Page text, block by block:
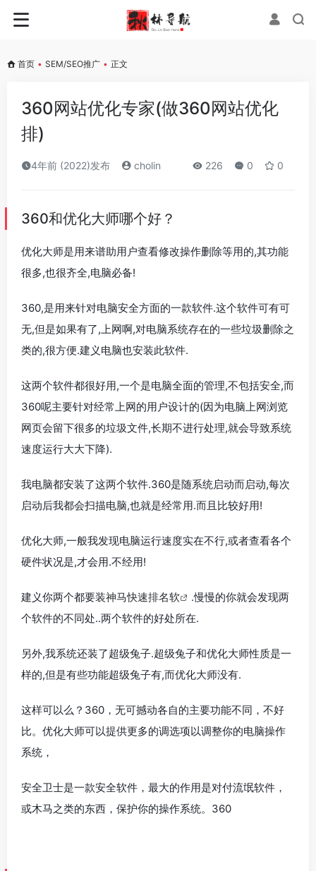
首页 • SEM/SEO推广 • 正文
360网站优化专家(做360网站优化
排)
4年前 (2022)发布 cholin 226 0 0
360和优化大师哪个好？
优化大师是用来谱助用户查看修改操作删除等用的,其功能
很多,也很齐全,电脑必备!
360,是用来针对电脑安全方面的一款软件.这个软件可有可
无,但是如果有了,上网啊,对电脑系统存在的一些垃圾删除之
类的,很方便.建义电脑也安装此软件.
这两个软件都很好用,一个是电脑全面的管理,不包括安全,而
360呢主要针对经常上网的用户设计的(因为电脑上网浏览
网页会留下很多的垃圾文件,长期不进行处理,就会导致系统
速度运行大大下降).
我电脑都安装了这两个软件.360是随系统启动而启动,每次
启动后我都会扫描电脑,也就是经常用.而且比较好用!
优化大师,一般我发现电脑运行速度实在不行,或者查看各个
硬件状况是,才会用.不经用!
建义你两个都要装神马快速排名软
.慢慢的你就会发现两
个软件的不同处..两个软件的好处所在.
另外,我系统还装了超级兔子.超级兔子和优化大师性质是一
样的,但是有些功能超级兔子有,而优化大师没有.
这样可以么？360，无可撼动各自的主要功能不同，不好
比。优化大师可以提供更多的调选项以调整你的电脑操作
系统，
安全卫士是一款安全软件，最大的作用是对付流氓软件，
或木马之类的东西，保护你的操作系统。360